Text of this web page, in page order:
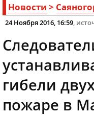
Новости >
24 Ноября 2016, 16:59,
гибели
пожаре в